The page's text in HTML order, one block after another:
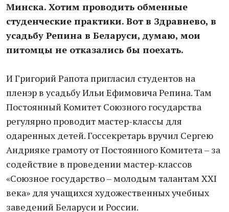
Минска. Хотим проводить обменные
студенческие практики. Вот в Здравнево, в
усадьбу Репина в Беларуси, думаю, мои
питомцы не отказались бы поехать.
И Григорий Рапота пригласил студентов на
пленэр в усадьбу Ильи Ефимовича Репина. Там
Постоянный Комитет Союзного государства
регулярно проводит мастер-классы для
одаренных детей. Госсекретарь вручил Сергею
Андрияке грамоту от Постоянного Комитета – за
содействие в проведении мастер-классов
«Союзное государство – молодым талантам ХХI
века» для учащихся художественных учебных
заведений Беларуси и России.